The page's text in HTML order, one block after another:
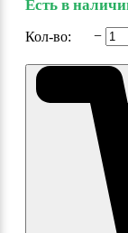
Есть в
Кол-во: −